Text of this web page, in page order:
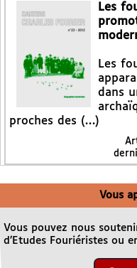
Les
Les
dans
proches des (…)
Vous
Vous pouvez nous
d’Etudes Fouriéristes ou